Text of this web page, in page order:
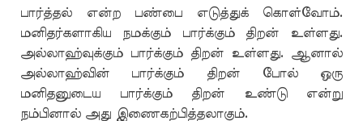
பார்த்தல் என்ற பண்பை எடுத்துக் கொள்வோம்.
மனிதர்களாகிய நமக்கும் பார்க்கும் திறன் உள்ளது.
அல்லாஹ்வுக்கும் பார்க்கும் திறன் உள்ளது. ஆனால்
அல்லாஹ்வின் பார்க்கும் திறன் போல் ஒரு
மனிதனுடைய பார்க்கும் திறன் உண்டு என்று
நம்பினால் அது இணைகற்பித்தலாகும்.